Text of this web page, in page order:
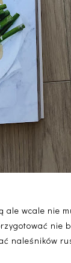
wcale nie
nie
naleśników